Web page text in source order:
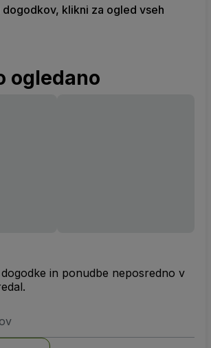
klikni za ogled vseh
ogledano
in ponudbe neposredno v